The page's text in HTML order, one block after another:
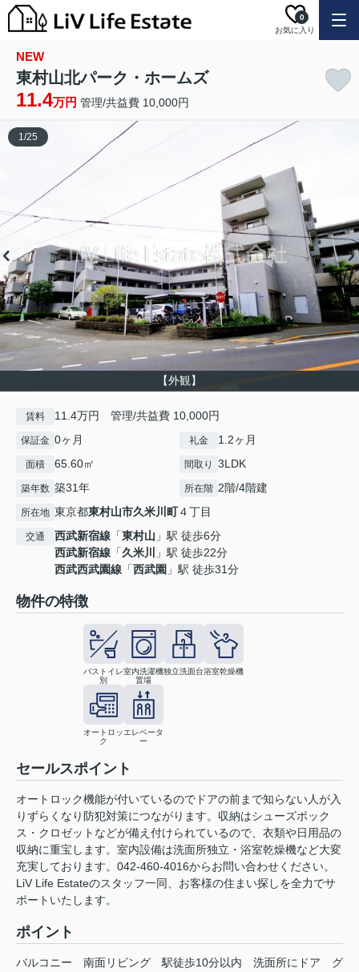
お気に入り
0
NEW
東村山北パーク・ホームズ
11.4万円 管理/共益費 10,000円
【外観】
1/25
賃料 11.4万円 管理/共益費 10,000円
保証金 0ヶ月 礼金 1.2ヶ月
面積 65.60㎡ 間取り 3LDK
築年数 築31年 所在階 2階/4階建
所在地 東京都東村山市久米川町４丁目
交通 西武新宿線 「東村山 」駅 徒歩6分
西武新宿線 「久米川
」駅 徒歩22分
西武西武園線 「西武園 」駅 徒歩31分
物件の特徴
バストイレ
別
室内洗濯機
置場
独立洗面台浴室乾燥機
オートロッ
ク
エレベータ
ー
セールスポイント
オートロック機能が付いているのでドアの前まで知らない人が入
りずらくなり防犯対策につながります。収納はシューズボック
ス・クロゼットなどが備え付けられているので、衣類や日用品の
収納に重宝します。室内設備は洗面所独立・浴室乾燥機など大変
充実しております。042-460-4016からお問い合わせください。
LiV Life Estateのスタッフ一同、お客様の住まい探しを全力でサ
ポートいたします。
ポイント
バルコニー 南面リビング 駅徒歩10分以内 洗面所にドア
グ